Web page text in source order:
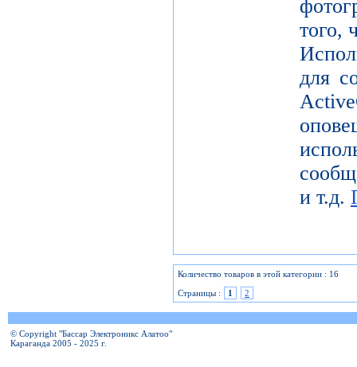
того,
для
и т.д.
Количество товаров в этой категории : 16
Страницы :
1 2
© Copyright "Бассар Электроникс Алатоо"
Караганда 2005 - 2025 г.